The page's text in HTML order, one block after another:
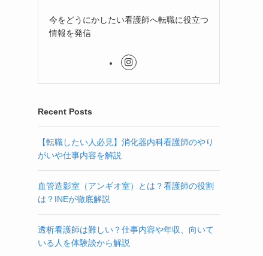
今をどうにかしたい看護師へ転職に役立つ
情報を発信
Recent Posts
【転職したい人必見】消化器内科看護師のやり
がいや仕事内容を解説
血管造影室（アンギオ室）とは？看護師の役割
は？INEが徹底解説
透析看護師は難しい？仕事内容や年収、向いて
いる人を体験談から解説